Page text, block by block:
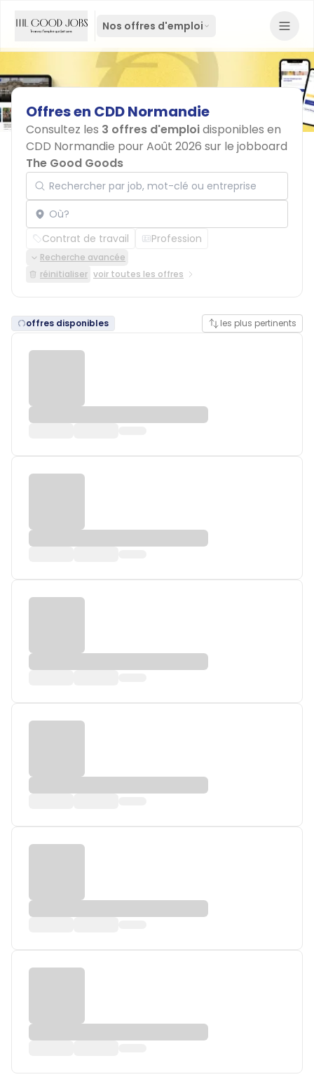
Nos offres d'emploi
Offresen CDDNormandie
Consultez les 3 offres d'emploidisponibles en
CDD Normandie pour Août 2026 sur le jobboard
The Good Goods
Rechercher par job, mot-clé ou entreprise
Localisation
Contrat de travail Profession
Recherche avancée
réinitialiser voir toutes les offres
offres disponibles les plus pertinents